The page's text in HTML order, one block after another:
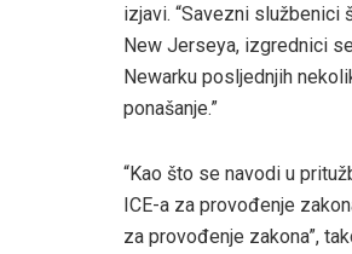
izjavi. “Savezni
New Jerseya, izgrednici
Newarku posljednjih
ponašanje.”
“Kao što se navodi u
ICE-a za provođenje
za provođenje zakona”,